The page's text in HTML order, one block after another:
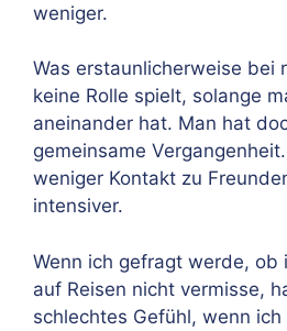
weniger.
Was erstaunlicherweise bei
keine Rolle spielt, solange
aneinander hat. Man hat
gemeinsame
weniger Kontakt zu
intensiver.
Wenn ich gefragt werde, ob
auf Reisen nicht vermisse,
schlechtes Gefühl, wenn